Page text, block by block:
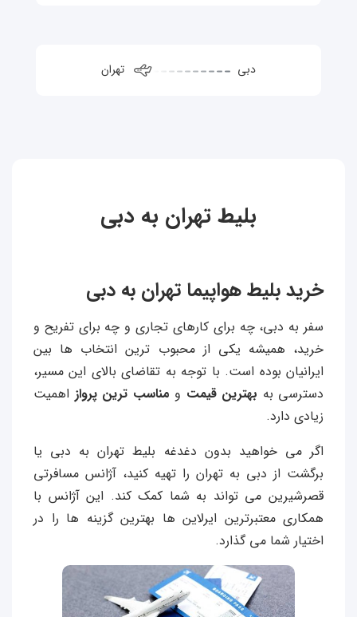
دبی تهران
بلیط تهران به دبی
خرید بلیط هواپیما تهران به دبی
سفر به دبی، چه برای کارهای تجاری و چه برای تفریح و
خرید، همیشه یکی از محبوب‌ ترین انتخاب‌ ها بین
ایرانیان بوده است. با توجه به تقاضای بالای این مسیر،
دسترسی به بهترین قیمت و مناسب‌ ترین پرواز اهمیت
زیادی دارد.
اگر می‌ خواهید بدون دغدغه بلیط تهران به دبی یا
برگشت از دبی به تهران را تهیه کنید، آژانس مسافرتی
قصرشیرین می تواند به شما کمک کند. این آژانس با
همکاری معتبرترین ایرلاین‌ ها بهترین گزینه‌ ها را در
اختیار شما می‌ گذارد.